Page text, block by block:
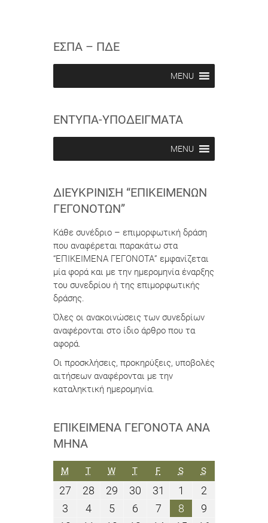
ΕΣΠΑ – ΠΔΕ
MENU
ΕΝΤΥΠΑ-ΥΠΟΔΕΙΓΜΑΤΑ
MENU
ΔΙΕΥΚΡΊΝΙΣΗ “ΕΠΙΚΕΊΜΕΝΩΝ
ΓΕΓΟΝΌΤΩΝ”
Κάθε συνέδριο – επιμορφωτική δράση
που αναφέρεται παρακάτω στα
“ΕΠΙΚΕΙΜΕΝΑ ΓΕΓΟΝΟΤΑ” εμφανίζεται
μία φορά και με την ημερομηνία έναρξης
του συνεδρίου ή της επιμορφωτικής
δράσης.
Όλες οι ανακοινώσεις των συνεδρίων
αναφέρονται στο ίδιο άρθρο που τα
αφορά.
Οι προσκλήσεις, προκηρύξεις, υποβολές
αιτήσεων αναφέρονται με την
καταληκτική ημερομηνία.
ΕΠΙΚΕΊΜΕΝΑ ΓΕΓΟΝΌΤΑ ΑΝΆ
ΜΉΝΑ
M ΔΕΥΤΈΡΑ
TΤΡΊΤΗ
WΤΕΤΆΡΤΗ
TΠΈΜΠΤΗ
FΠΑΡΑΣΚΕΥΉ
SΣΆΒΒΑΤΟ
SΚΥΡΙΑΚΉ
27
Ιουλίου
2026
28
Ιουλίου
2026
29
Ιουλίου
2026
30
Ιουλίου
2026
31
Ιουλίου
2026
1
Αυγούστου
2026
22
3
Αυγούστου
44
Αυγούστου
55
Αυγούστου
6
Αυγούστου
77
Αυγούστου
88
Αυγούστου
99
Αυγούστου